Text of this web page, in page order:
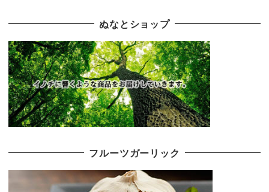
ぬなとショップ
フルーツガーリック